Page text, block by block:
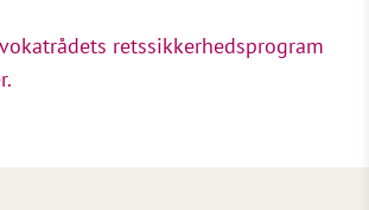
retssikkerhedsprogram